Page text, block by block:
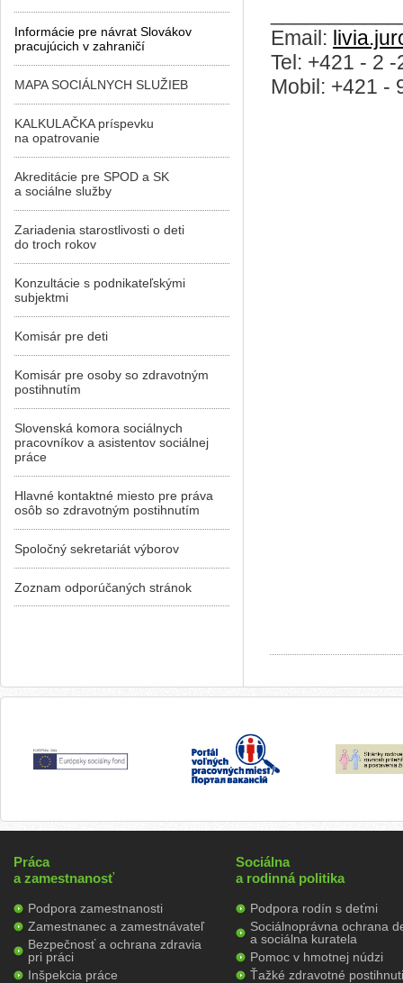
Email:
Tel: +421 - 2
Mobil: +421 -
Informácie pre návrat Slovákov
pracujúcich v zahraničí
MAPA SOCIÁLNYCH SLUŽIEB
KALKULAČKA príspevku
na opatrovanie
Akreditácie pre SPOD a SK
a sociálne služby
Zariadenia starostlivosti o deti
do troch rokov
Konzultácie s podnikateľskými
subjektmi
Komisár pre deti
Komisár pre osoby so zdravotným
postihnutím
Slovenská komora sociálnych
pracovníkov a asistentov sociálnej
práce
Hlavné kontaktné miesto pre práva
osôb so zdravotným postihnutím
Spoločný sekretariát výborov
Zoznam odporúčaných stránok
Práca
a zamestnanosť
Podpora zamestnanosti
Zamestnanec a zamestnávateľ
Bezpečnosť a ochrana zdravia
pri práci
Inšpekcia práce
Sociálna
a rodinná politika
Podpora rodín s deťmi
Sociálnoprávna ochrana
a sociálna kuratela
Pomoc v hmotnej núdzi
Ťažké zdravotné